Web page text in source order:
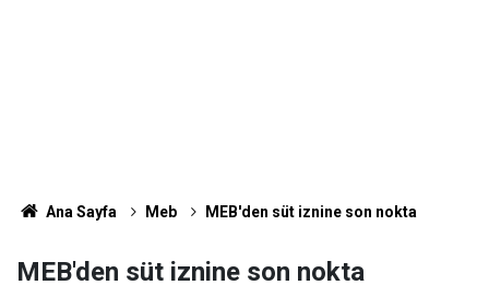
Ana Sayfa Meb MEB'den süt iznine son nokta
MEB'den süt iznine son nokta